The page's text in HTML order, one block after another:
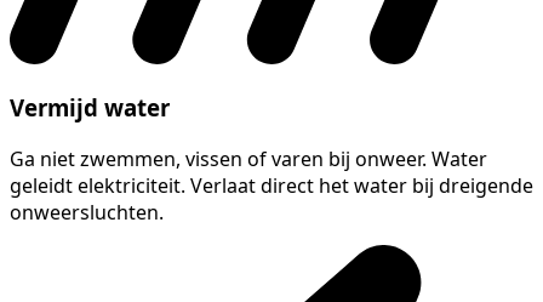
Vermijd water
Ga niet zwemmen, vissen of varen bij onweer. Water
geleidt elektriciteit. Verlaat direct het water bij dreigende
onweersluchten.